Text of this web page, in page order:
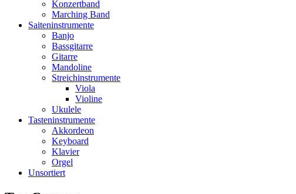
Konzertband
Marching Band
Saiteninstrumente
Banjo
Bassgitarre
Gitarre
Mandoline
Streichinstrumente
Viola
Violine
Ukulele
Tasteninstrumente
Akkordeon
Keyboard
Klavier
Orgel
Unsortiert